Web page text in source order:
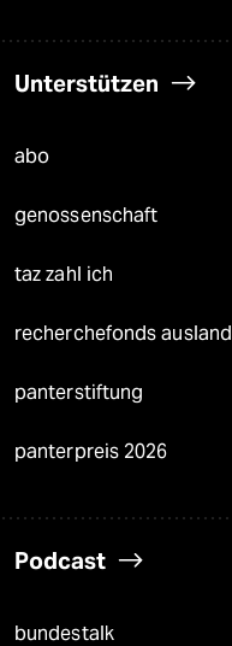
Unterstützen
abo
genossenschaft
taz zahl ich
recherchefonds ausland
panterstiftung
panterpreis 2026
Podcast
bundestalk